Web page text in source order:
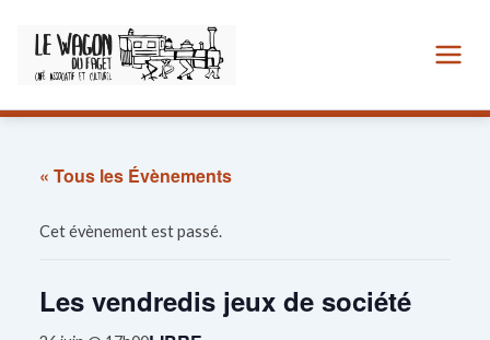
contenu
« Tous les Évènements
Cet évènement est passé.
Les vendredis jeux de société